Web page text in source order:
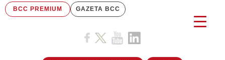
BCC PREMIUM GAZETA BCC